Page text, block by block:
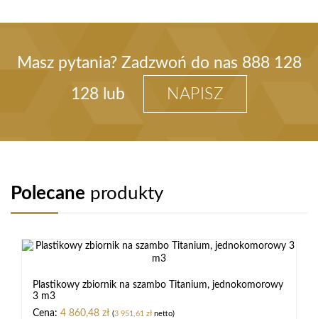
Masz pytania? Zadzwoń do nas 888 128
128 lub NAPISZ
Polecane produkty
Plastikowy zbiornik na szambo Titanium, jednokomorowy
3 m3
4 860,48 zł (3 951,61 złnetto)